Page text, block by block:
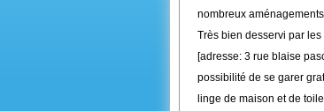
nombreux
Très bien desservi par
[adresse: 3 rue blaise
possibilité de se garer
linge de maison et de